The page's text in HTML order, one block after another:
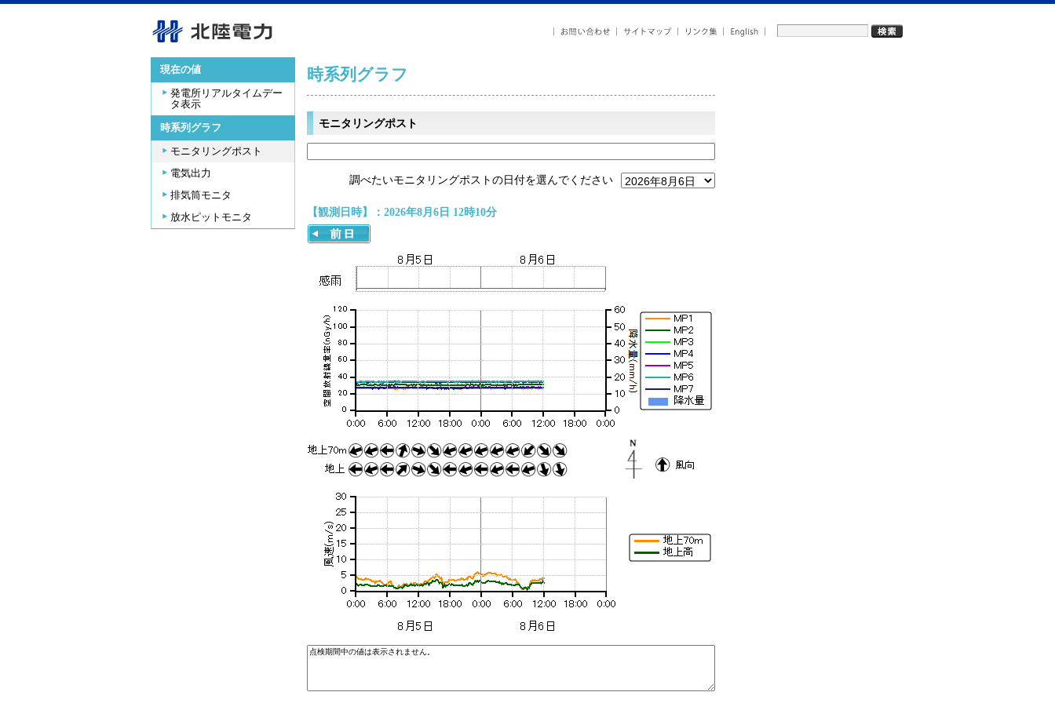
現在の値
発電所リアルタイムデー
タ表示
時系列グラフ
モニタリングポスト
電気出力
排気筒モニタ
放水ピットモニタ
時系列グラフ
モニタリングポスト
調べたいモニタリングポストの日付を選んでください
【観測日時】：2026年8月6日 12時10分